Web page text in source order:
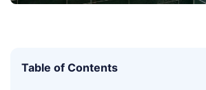
Table of Contents